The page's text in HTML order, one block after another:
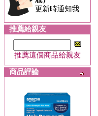
更新時通知我
推薦給親友
推薦這個商品給親友
商品評論